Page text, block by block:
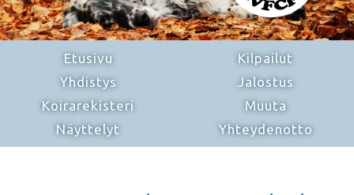
Etusivu
Yhdistys
Koirarekisteri
Näyttelyt
Kilpailut
Jalostus
Muuta
Yhteydenotto